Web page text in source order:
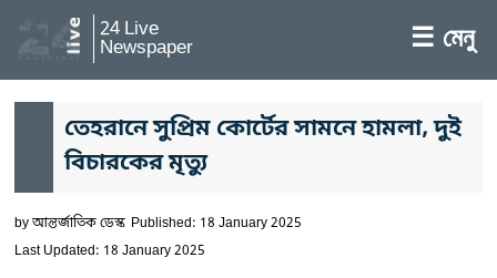
24 Live
Newspaper ☰ মেনু
তেহরানে সুপ্রিম কোর্টের সামনে হামলা, দুই
বিচারকের মৃত্যু
byআন্তর্জাতিক ডেস্ক Published: 18 January 2025
Last Updated: 18 January 2025